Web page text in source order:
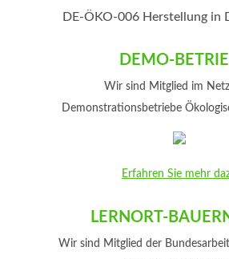
DE-ÖKO-006 Herstellung in
DEMO-
Wir sind Mitglied im
Demonstrationsbetriebe
Erfahren Sie mehr
LERNORT-
Wir sind Mitglied der